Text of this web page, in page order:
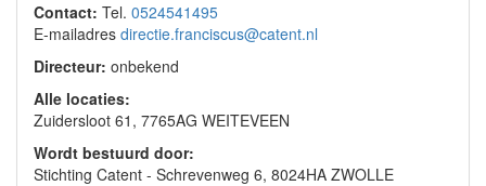
Contact: Tel. 0524541495
E-mailadres directie.franciscus@catent.nl
Directeur: onbekend
Alle locaties:
Zuidersloot 61, 7765AG WEITEVEEN
Wordt bestuurd door:
Stichting Catent - Schrevenweg 6, 8024HA ZWOLLE